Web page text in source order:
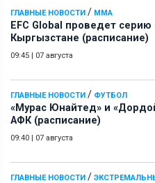
ГЛАВНЫЕ НОВОСТИ / ММА
EFC Global проведет
Кыргызстане (расписание)
09:45 | 07 августа
ГЛАВНЫЕ НОВОСТИ / ФУТБОЛ
«Мурас Юнайтед» и
АФК (расписание)
09:40 | 07 августа
ГЛАВНЫЕ НОВОСТИ /